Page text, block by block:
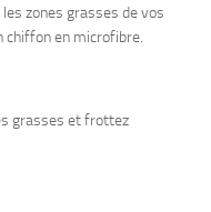
zones grasses de vos
chiffon en microfibre.
grasses et frottez